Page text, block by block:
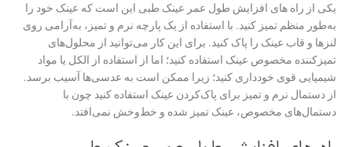
یکی از راه های افزایش طول عمر عینک طبی این است که عینک خود را
به‌طور منظم تمیز کنید. با استفاده از یک پارچه نرم و تمیز، به‌آرامی روی
لنزها و قاب عینک را پاک کنید. برای این کار می‌توانید از محلول‌های
تمیزکننده مخصوص عینک استفاده کنید؛ اما از استفاده از الکل یا مواد
شیمیایی قوی خودداری کنید؛ زیرا ممکن است به عدسی‌ها آسیب برسد.
از دستمال نرم و تمیز برای پاک‌کردن عینک استفاده کنید چون با
دستمال‌های مخصوص، عینک تمیز شده و خط‌وخش نمی‌افتد.